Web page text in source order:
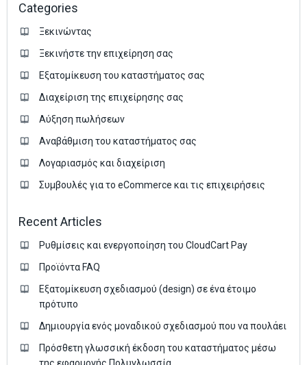
Categories
Ξεκινώντας
Ξεκινήστε την επιχείρηση σας
Εξατομίκευση του καταστήματος σας
Διαχείριση της επιχείρησης σας
Аύξηση πωλήσεων
Αναβάθμιση του καταστήματος σας
Λογαριασμός και διαχείριση
Συμβουλές για το eCommerce και τις επιχειρήσεις
Recent Articles
Ρυθμίσεις και ενεργοποίηση του CloudCart Pay
Προϊόντα FAQ
Εξατομίκευση σχεδιασμού (design) σε ένα έτοιμο
πρότυπο
Δημιουργία ενός μοναδικού σχεδιασμού που να πουλάει
Πρόσθετη γλωσσική έκδοση του καταστήματος μέσω